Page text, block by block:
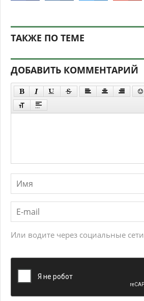
ТАКЖЕ ПО ТЕМЕ
ДОБАВИТЬ КОММЕНТАРИЙ
Или водите через социальные сети